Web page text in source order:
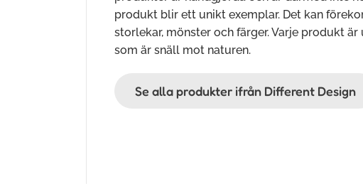
produkt blir ett unikt exemplar. Det kan
storlekar, mönster och färger. Varje produkt
som är snäll mot naturen.
Se alla produkter ifrån Different Design